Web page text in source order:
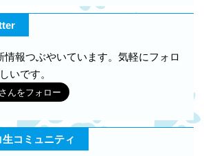
情報つぶやいています。気軽にフォロ
いです。
コミュニティ